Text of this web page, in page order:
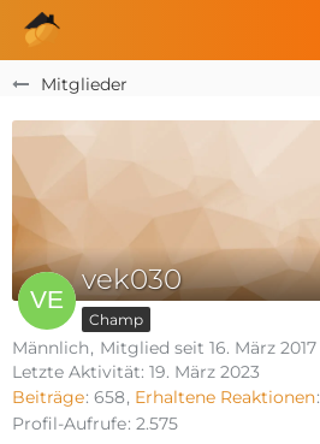
Mitglieder
vek030
Champ
Männlich
Mitglied seit 16. März 2017
Letzte Aktivität: 19. März 2023
Beiträge 658 Erhaltene Reaktionen
Profil-Aufrufe 2.575